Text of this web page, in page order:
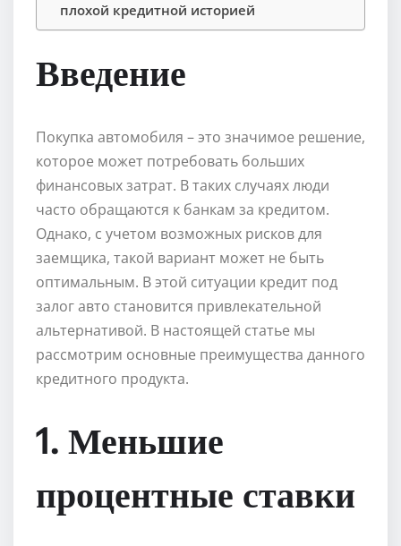
плохой кредитной историей
Введение
Покупка автомобиля – это значимое решение,
которое может потребовать больших
финансовых затрат. В таких случаях люди
часто обращаются к банкам за кредитом.
Однако, с учетом возможных рисков для
заемщика, такой вариант может не быть
оптимальным. В этой ситуации кредит под
залог авто становится привлекательной
альтернативой. В настоящей статье мы
рассмотрим основные преимущества данного
кредитного продукта.
1. Меньшие
процентные ставки